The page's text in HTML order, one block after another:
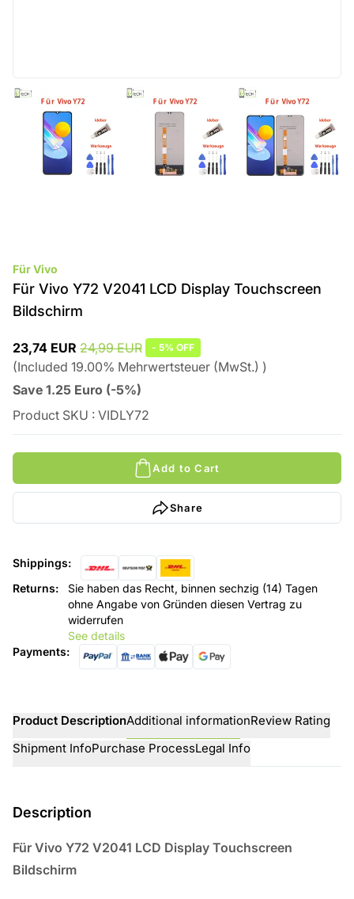
Für Vivo
Für Vivo Y72 V2041 LCD Display Touchscreen
Bildschirm
23,74 EUR 24,99 EUR - 5% OFF
(Included 19.00% Mehrwertsteuer (MwSt.) )
Save 1.25 Euro (-5%)
Product SKU : VIDLY72
Add to Cart
Share
Shippings:
Returns:
Sie haben das Recht, binnen sechzig (14) Tagen
ohne Angabe von Gründen diesen Vertrag zu
widerrufen
See details
Payments:
Product DescriptionAdditional informationReview Rating
Shipment InfoPurchase ProcessLegal Info
Description
Für Vivo Y72 V2041 LCD Display Touchscreen
Bildschirm